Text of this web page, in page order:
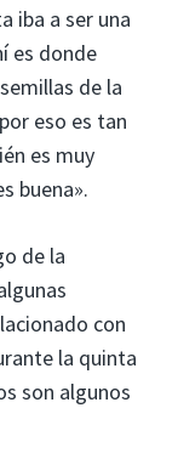
iba a ser una
es donde
de la
eso es tan
es muy
buena».
de la
con
la quinta
son algunos